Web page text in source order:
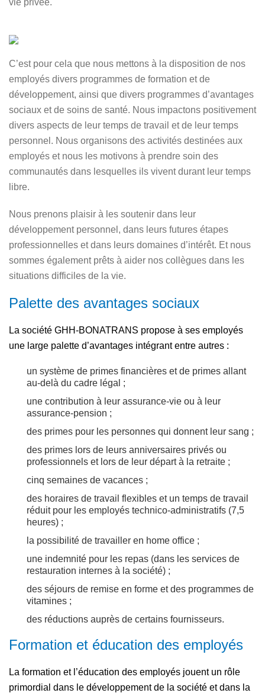
vie privée.
C’est pour cela que nous mettons à la disposition de nos
employés divers programmes de formation et de
développement, ainsi que divers programmes d’avantages
sociaux et de soins de santé. Nous impactons positivement
divers aspects de leur temps de travail et de leur temps
personnel. Nous organisons des activités destinées aux
employés et nous les motivons à prendre soin des
communautés dans lesquelles ils vivent durant leur temps
libre.
Nous prenons plaisir à les soutenir dans leur
développement personnel, dans leurs futures étapes
professionnelles et dans leurs domaines d’intérêt. Et nous
sommes également prêts à aider nos collègues dans les
situations difficiles de la vie.
Palette des avantages sociaux
La société GHH-BONATRANS propose à ses employés
une large palette d’avantages intégrant entre autres :
un système de primes financières et de primes allant
au-delà du cadre légal ;
une contribution à leur assurance-vie ou à leur
assurance-pension ;
des primes pour les personnes qui donnent leur sang ;
des primes lors de leurs anniversaires privés ou
professionnels et lors de leur départ à la retraite ;
cinq semaines de vacances ;
des horaires de travail flexibles et un temps de travail
réduit pour les employés technico-administratifs (7,5
heures) ;
la possibilité de travailler en home office ;
une indemnité pour les repas (dans les services de
restauration internes à la société) ;
des séjours de remise en forme et des programmes de
vitamines ;
des réductions auprès de certains fournisseurs.
Formation et éducation des employés
La formation et l’éducation des employés jouent un rôle
primordial dans le développement de la société et dans la